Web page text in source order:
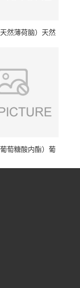
天然薄荷脑）天然
葡萄糖酸内酯）葡